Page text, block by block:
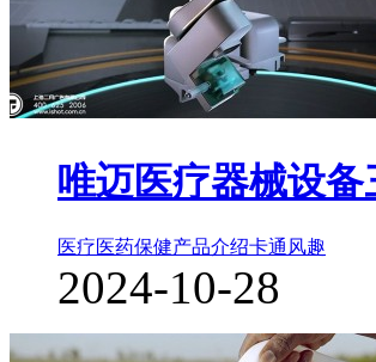
唯迈医疗器械设
医疗医药保健产品介绍卡通风趣
2024-10-28